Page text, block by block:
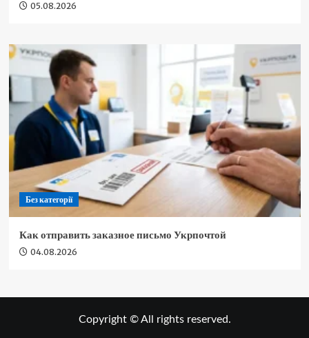
05.08.2026
Без категорії
Как отправить заказное письмо Укрпочтой
04.08.2026
Copyright © All rights reserved.